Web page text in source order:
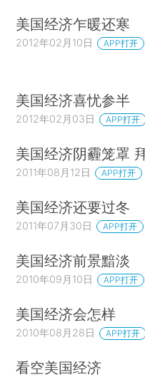
美国经济乍暖还寒
2012年02月10日 APP打开
美国经济喜忧参半
2012年02月03日 APP打开
美国经济阴霾笼罩
2011年08月12日 APP打开
美国经济还要过冬
2011年07月30日 APP打开
美国经济前景黯淡
2010年09月10日 APP打开
美国经济会怎样
2010年08月28日 APP打开
看空美国经济